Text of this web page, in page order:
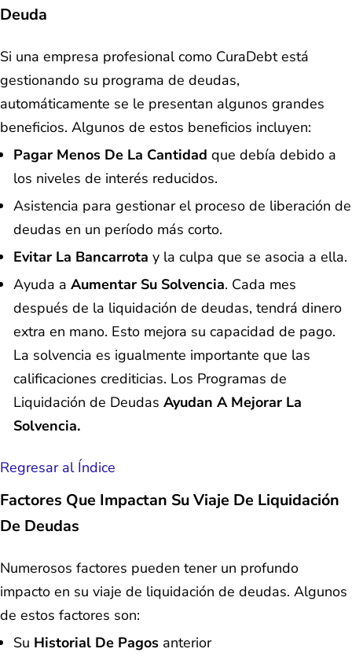
Deuda
Si una empresa profesional como CuraDebt está
gestionando su programa de deudas,
automáticamente se le presentan algunos grandes
beneficios. Algunos de estos beneficios incluyen:
Pagar Menos De La Cantidad que debía debido a
los niveles de interés reducidos.
Asistencia para gestionar el proceso de liberación de
deudas en un período más corto.
Evitar La Bancarrota y la culpa que se asocia a ella.
Ayuda a Aumentar Su Solvencia. Cada mes
después de la liquidación de deudas, tendrá dinero
extra en mano. Esto mejora su capacidad de pago.
La solvencia es igualmente importante que las
calificaciones crediticias. Los Programas de
Liquidación de Deudas Ayudan A Mejorar La
Solvencia.
Regresar al Índice
Factores Que Impactan Su Viaje De Liquidación
De Deudas
Numerosos factores pueden tener un profundo
impacto en su viaje de liquidación de deudas. Algunos
de estos factores son:
Su Historial De Pagos anterior